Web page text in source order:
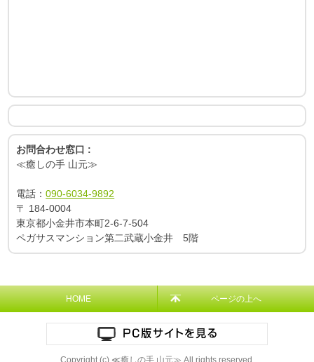
お問合わせ窓口 :
≪癒しの手 山元≫
電話：090-6034-9892
〒 184-0004
東京都小金井市本町2-6-7-504
ペガサスマンション第二武蔵小金井 5階
HOME ページの上へ
Copyright (c) ≪癒しの手 山元≫ All rights reserved.